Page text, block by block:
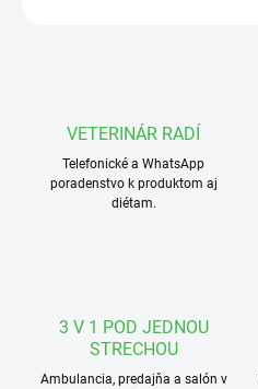
VETERINÁR RADÍ
Telefonické a WhatsApp
poradenstvo k produktom aj
diétam.
3 V 1 POD JEDNOU
STRECHOU
Ambulancia, predajňa a salón v